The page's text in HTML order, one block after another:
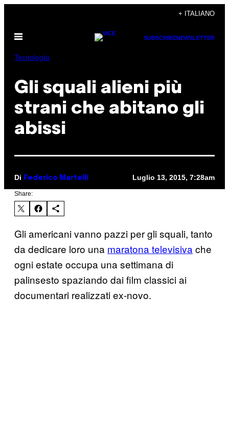
contenuto
+ ITALIANO
Apri
SUBSCRIBENEWSLETTER
Tecnología
Gli squali alieni più
strani che abitano gli
abissi
Di Federico Martelli Luglio 13, 2015, 7:28am
Share:
Gli americani vanno pazzi per gli squali, tanto
da dedicare loro una maratona televisiva che
ogni estate occupa una settimana di
palinsesto spaziando dai film classici ai
documentari realizzati ex-novo.